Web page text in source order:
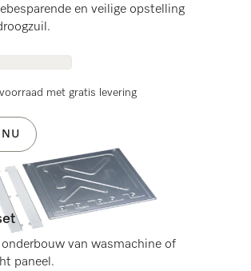
en veilige opstelling
met gratis levering
NU
van wasmachine of
paneel.